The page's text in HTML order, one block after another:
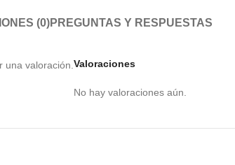
(0)PREGUNTAS Y RESPUESTAS
Valoraciones
No hay valoraciones aún.
valoración.